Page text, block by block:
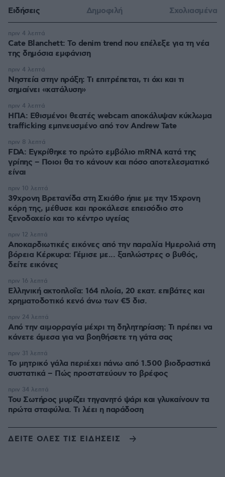
Ειδήσεις Δημοφιλή Σχολιασμένα
Cate Blanchett: Το denim trend που επέλεξε για τη νέα
της δημόσια εμφάνιση
πριν 4 λεπτά
Νηστεία στην πράξη: Τι επιτρέπεται, τι όχι και τι
σημαίνει «κατάλυση»
πριν 4 λεπτά
ΗΠΑ: Εθισμένοι θεατές webcam αποκάλυψαν κύκλωμα
trafficking εμπνευσμένο από τον Andrew Tate
πριν 4 λεπτά
FDA: Εγκρίθηκε το πρώτο εμβόλιο mRNA κατά της
γρίπης – Ποιοι θα το κάνουν και πόσο αποτελεσματικό
είναι
πριν 8 λεπτά
39χρονη Βρετανίδα στη Σκιάθο ήπιε με την 15χρονη
κόρη της, μέθυσε και προκάλεσε επεισόδιο στο
ξενοδοχείο και το κέντρο υγείας
πριν 10 λεπτά
Αποκαρδιωτικές εικόνες από την παραλία Ημερολιά στη
βόρεια Κέρκυρα: Γέμισε με... ξαπλώστρες ο βυθός,
δείτε εικόνες
πριν 12 λεπτά
Ελληνική ακτοπλοΐα: 164 πλοία, 20 εκατ. επιβάτες και
χρηματοδοτικό κενό άνω των €5 δισ.
πριν 16 λεπτά
Από την αιμορραγία μέχρι τη δηλητηρίαση: Τι πρέπει να
κάνετε άμεσα για να βοηθήσετε τη γάτα σας
πριν 24 λεπτά
Το μητρικό γάλα περιέχει πάνω από 1.500 βιοδραστικά
συστατικά – Πώς προστατεύουν το βρέφος
πριν 31 λεπτά
Του Σωτήρος μυρίζει τηγανητό ψάρι και γλυκαίνουν τα
πρώτα σταφύλια. Τι λέει η παράδοση
πριν 34 λεπτά
ΔΕΙΤΕ ΟΛΕΣ ΤΙΣ ΕΙΔΗΣΕΙΣ